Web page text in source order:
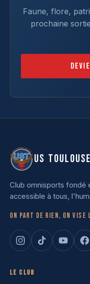
Faune, flore,
prochaine
US TOULOUSE
Club omnisports fondé
accessible à tous,
On part de rien, on vise
Le club